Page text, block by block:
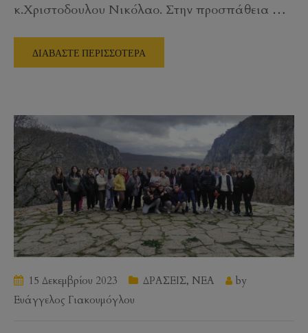
κ.Χριστοδουλου Νικόλαο. Στην προσπάθεια …
ΔΙΑΒΑΣΤΕ ΠΕΡΙΣΣΟΤΕΡΑ
15 Δεκεμβρίου 2023 ΔΡΑΣΕΙΣ, ΝΕΑ
by
Ευάγγελος Γιακουμόγλου